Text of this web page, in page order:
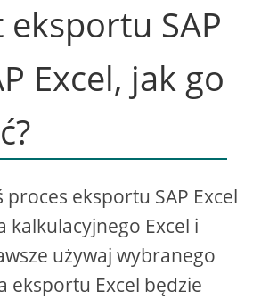
SAP
Excel, jak go
proces eksportu SAP Excel
kalkulacyjnego Excel i
używaj wybranego
eksportu Excel będzie